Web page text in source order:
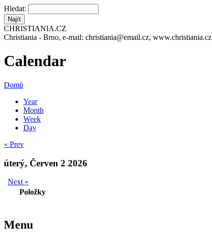
Hledat:
CHRISTIANIA.CZ
Christiania - Brno, e-mail: christiania@email.cz, www.christiania.cz
Calendar
Domů
Year
Month
Week
Day
« Prev
úterý, Červen 2 2026
Next »
Položky
Menu